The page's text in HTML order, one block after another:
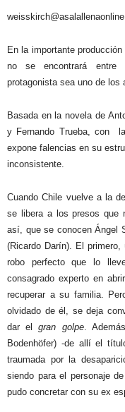
En la importante producción
no se encontrará entre
protagonista sea uno de los
Basada en la novela de
y Fernando Trueba, con
expone falencias en su
inconsistente.
Cuando Chile vuelve a la
se libera a los presos que
así, que se conocen Ángel
(Ricardo Darín). El
robo perfecto que lo
consagrado experto en
recuperar a su familia.
olvidado de él, se deja
dar elgran golpe.
Bodenhöfer) -de allí el
traumada por la
siendo para el personaje
pudo concretar con su ex